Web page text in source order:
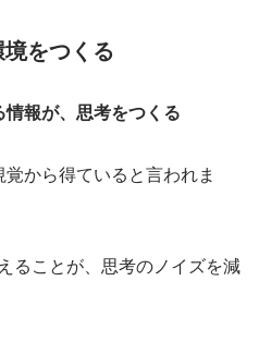
をつくる
報が、思考をつくる
から得ていると言われま
ることが、思考のノイズを減